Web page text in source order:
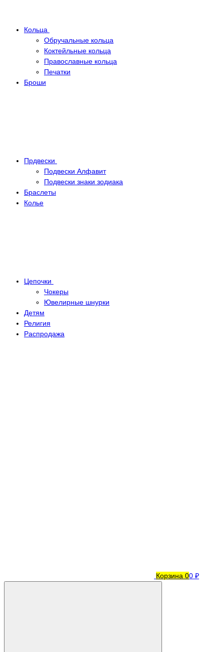
Кольца
Обручальные кольца
Коктейльные кольца
Православные кольца
Печатки
Броши
Прдвески
Подвески Алфавит
Подвески знаки зодиака
Браслеты
Колье
Цепочки
Чокеры
Ювелирные шнурки
Детям
Религия
Распродажа
Корзина 00 ₽